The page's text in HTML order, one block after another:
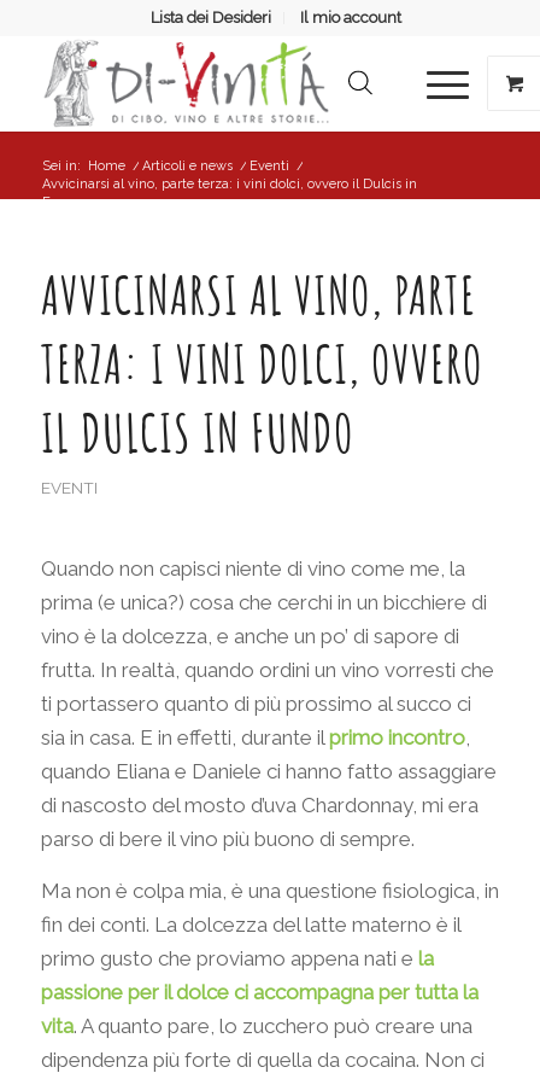
Lista dei Desideri Il mio account
Sei in: Home / Articoli e news / Eventi /
Avvicinarsi al vino, parte terza: i vini dolci, ovvero il Dulcis in
Fu...
AVVICINARSI AL VINO, PARTE
TERZA: I VINI DOLCI, OVVERO
IL DULCIS IN FUNDO
EVENTI
Quando non capisci niente di vino come me, la
prima (e unica?) cosa che cerchi in un bicchiere di
vino è la dolcezza, e anche un po’ di sapore di
frutta. In realtà, quando ordini un vino vorresti che
ti portassero quanto di più prossimo al succo ci
sia in casa. E in effetti, durante ilprimo incontro,
quando Eliana e Daniele ci hanno fatto assaggiare
di nascosto del mosto d’uva Chardonnay, mi era
parso di bere il vino più buono di sempre.
Ma non è colpa mia, è una questione fisiologica, in
fin dei conti. La dolcezza del latte materno è il
primo gusto che proviamo appena nati e la
passione per il dolce ci accompagna per tutta la
vita. A quanto pare, lo zucchero può creare una
dipendenza più forte di quella da cocaina. Non ci